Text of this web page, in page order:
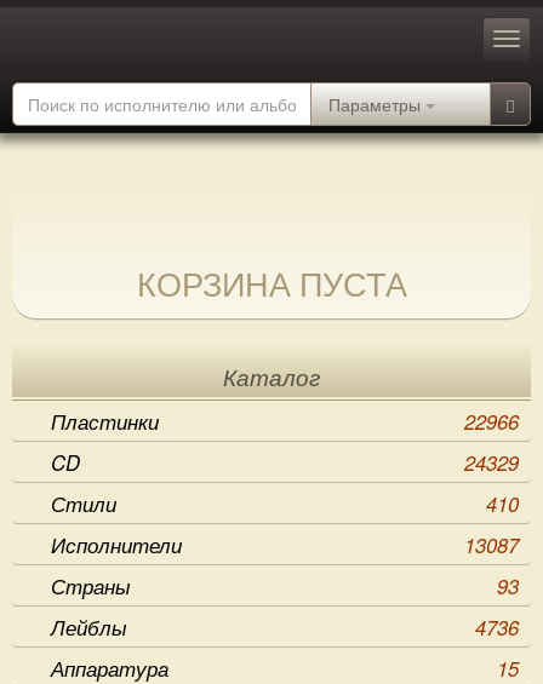
Параметры
КОРЗИНА ПУСТА
Каталог
Пластинки
22966
CD
24329
Стили
410
Исполнители
13087
Страны
93
Лейблы
4736
Аппаратура
15